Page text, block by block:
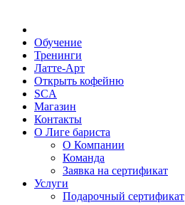
Обучение
Тренинги
Латте-Арт
Открыть кофейню
SCA
Магазин
Контакты
О Лиге бариста
О Компании
Команда
Заявка на сертификат
Услуги
Подарочный сертификат